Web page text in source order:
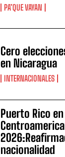
PA’QUE VAYAN
Cero
en Nicaragua
INTERNACIONALES
Puerto Rico
nacionalidad